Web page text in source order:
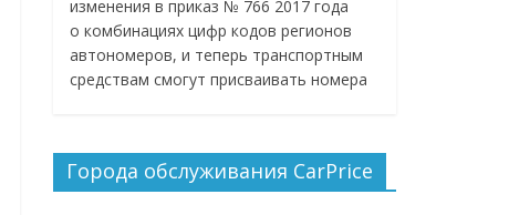
изменения в приказ № 766 2017 года
о комбинациях цифр кодов регионов
автономеров, и теперь транспортным
средствам смогут присваивать номера
Города обслуживания CarPrice